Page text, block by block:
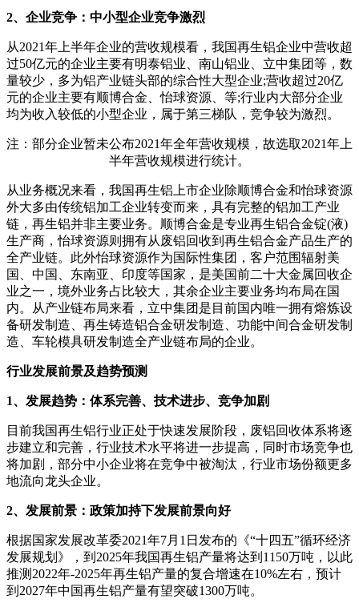
2、企业竞争：中小型企业竞争激烈
从2021年上半年企业的营收规模看，我国再生铝企业中营收超
过50亿元的企业主要有明泰铝业、南山铝业、立中集团等，数
量较少，多为铝产业链头部的综合性大型企业;营收超过20亿
元的企业主要有顺博合金、怡球资源、等;行业内大部分企业
均为收入较低的小型企业，属于第三梯队，竞争较为激烈。
注：部分企业暂未公布2021年全年营收规模，故选取2021年上
半年营收规模进行统计。
从业务概况来看，我国再生铝上市企业除顺博合金和怡球资源
外大多由传统铝加工企业转变而来，具有完整的铝加工产业
链，再生铝并非主要业务。顺博合金是专业再生铝合金锭(液)
生产商，怡球资源则拥有从废铝回收到再生铝合金产品生产的
全产业链。此外怡球资源作为国际性集团，客户范围辐射美
国、中国、东南亚、印度等国家，是美国前二十大金属回收企
业之一，境外业务占比较大，其余企业主要业务均布局在国
内。从产业链布局来看，立中集团是目前国内唯一拥有熔炼设
备研发制造、再生铸造铝合金研发制造、功能中间合金研发制
造、车轮模具研发制造全产业链布局的企业。
行业发展前景及趋势预测
1、发展趋势：体系完善、技术进步、竞争加剧
目前我国再生铝行业正处于快速发展阶段，废铝回收体系将逐
步建立和完善，行业技术水平将进一步提高，同时市场竞争也
将加剧，部分中小企业将在竞争中被淘汰，行业市场份额更多
地流向龙头企业。
2、发展前景：政策加持下发展前景向好
根据国家发展改革委2021年7月1日发布的《“十四五”循环经济
发展规划》，到2025年我国再生铝产量将达到1150万吨，以此
推测2022年-2025年再生铝产量的复合增速在10%左右，预计
到2027年中国再生铝产量有望突破1300万吨。